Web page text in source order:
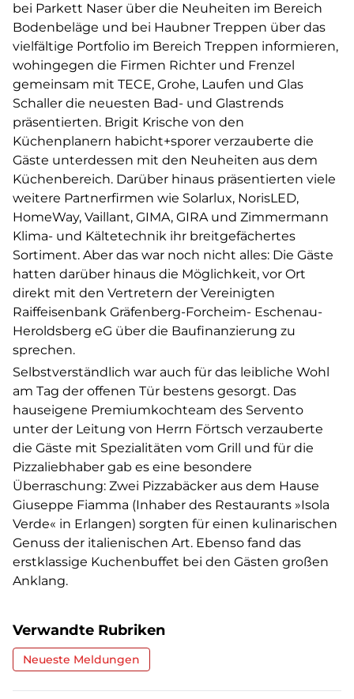
bei Parkett Naser über die Neuheiten im Bereich
Bodenbeläge und bei Haubner Treppen über das
vielfältige Portfolio im Bereich Treppen informieren,
wohingegen die Firmen Richter und Frenzel
gemeinsam mit TECE, Grohe, Laufen und Glas
Schaller die neuesten Bad- und Glastrends
präsentierten. Brigit Krische von den
Küchenplanern habicht+sporer verzauberte die
Gäste unterdessen mit den Neuheiten aus dem
Küchenbereich. Darüber hinaus präsentierten viele
weitere Partnerfirmen wie Solarlux, NorisLED,
HomeWay, Vaillant, GIMA, GIRA und Zimmermann
Klima- und Kältetechnik ihr breitgefächertes
Sortiment. Aber das war noch nicht alles: Die Gäste
hatten darüber hinaus die Möglichkeit, vor Ort
direkt mit den Vertretern der Vereinigten
Raiffeisenbank Gräfenberg-Forcheim- Eschenau-
Heroldsberg eG über die Baufinanzierung zu
sprechen.
Selbstverständlich war auch für das leibliche Wohl
am Tag der offenen Tür bestens gesorgt. Das
hauseigene Premiumkochteam des Servento
unter der Leitung von Herrn Förtsch verzauberte
die Gäste mit Spezialitäten vom Grill und für die
Pizzaliebhaber gab es eine besondere
Überraschung: Zwei Pizzabäcker aus dem Hause
Giuseppe Fiamma (Inhaber des Restaurants »Isola
Verde« in Erlangen) sorgten für einen kulinarischen
Genuss der italienischen Art. Ebenso fand das
erstklassige Kuchenbuffet bei den Gästen großen
Anklang.
Verwandte Rubriken
Neueste Meldungen